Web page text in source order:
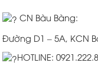
CN Bàu Bàng:
Đường D1 – 5A, KCN
HOTLINE: